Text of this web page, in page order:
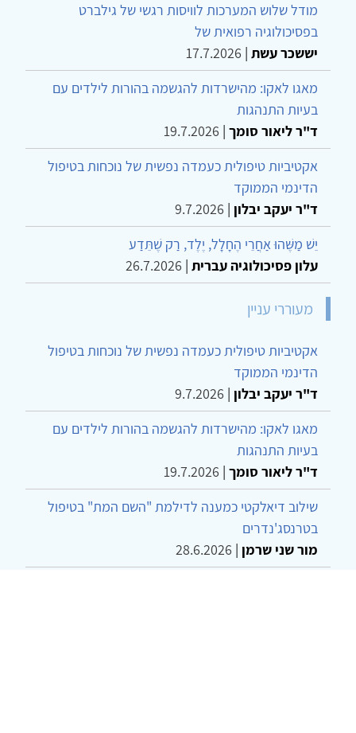
מודל שלוש המערכות לוויסות רגשי של גילברט
בפסיכולוגיה רפואית של
יששכר עשת |
17.7.2026
מאגו לאקו: מהישרדות להגשמה בהורות לילדים עם
בעיות התנהגות
ד"ר ליאור סומך |
19.7.2026
אקטיביות טיפולית כעמדה נפשית של נוכחות בטיפול
הדינמי הממוקד
ד"ר יעקב יבלון |
9.7.2026
יֵשׁ מַשֶּׁהוּ אַחֲרֵי הֶחָלָל, יֶלֶד, רַק שֶׁתֵּדַע
עלון פסיכולוגיה עברית |
26.7.2026
מעוררי עניין
אקטיביות טיפולית כעמדה נפשית של נוכחות בטיפול
הדינמי הממוקד
ד"ר יעקב יבלון |
9.7.2026
מאגו לאקו: מהישרדות להגשמה בהורות לילדים עם
בעיות התנהגות
ד"ר ליאור סומך |
19.7.2026
שילוב דיאלקטי כמענה לדילמת "השם המת" בטיפול
בטרנסג'נדרים
מור שני שרמן |
28.6.2026